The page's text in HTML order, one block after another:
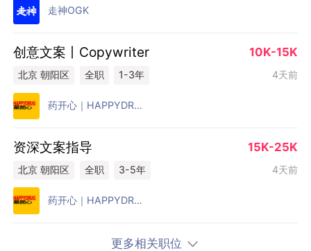
走神OGK
创意文案丨Copywriter 10K-15K
北京 朝阳区 全职 1-3年 4天前
药开心｜HAPPYDRUG
资深文案指导 15K-25K
北京 朝阳区 全职 3-5年 4天前
药开心｜HAPPYDRUG
更多相关职位